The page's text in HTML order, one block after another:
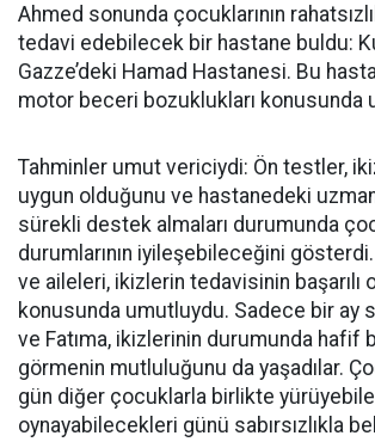
Ahmed sonunda çocuklarının
tedavi edebilecek bir hastane buldu:
Gazze’deki Hamad Hastanesi. Bu
motor beceri bozuklukları konusunda
Tahminler umut vericiydi: Ön testler,
uygun olduğunu ve hastanedeki
sürekli destek almaları durumunda
durumlarının iyileşebileceğini gösterdi.
ve aileleri, ikizlerin tedavisinin başarılı
konusunda umutluydu. Sadece bir ay
ve Fatıma, ikizlerinin durumunda hafif
görmenin mutluluğunu da yaşadılar.
gün diğer çocuklarla birlikte
oynayabilecekleri günü sabırsızlıkla